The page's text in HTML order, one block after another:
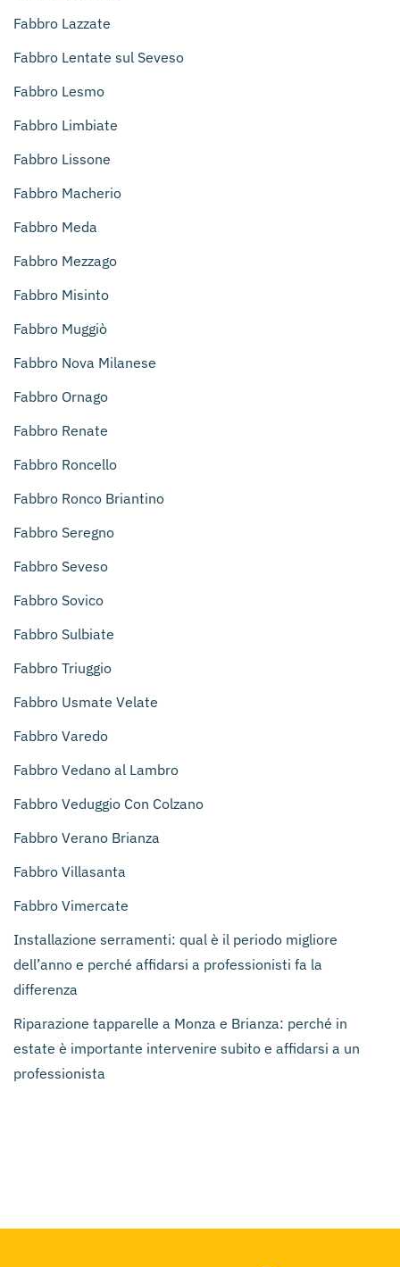
Fabbro Lazzate
Fabbro Lentate sul Seveso
Fabbro Lesmo
Fabbro Limbiate
Fabbro Lissone
Fabbro Macherio
Fabbro Meda
Fabbro Mezzago
Fabbro Misinto
Fabbro Muggiò
Fabbro Nova Milanese
Fabbro Ornago
Fabbro Renate
Fabbro Roncello
Fabbro Ronco Briantino
Fabbro Seregno
Fabbro Seveso
Fabbro Sovico
Fabbro Sulbiate
Fabbro Triuggio
Fabbro Usmate Velate
Fabbro Varedo
Fabbro Vedano al Lambro
Fabbro Veduggio Con Colzano
Fabbro Verano Brianza
Fabbro Villasanta
Fabbro Vimercate
Installazione serramenti: qual è il periodo migliore
dell’anno e perché affidarsi a professionisti fa la
differenza
Riparazione tapparelle a Monza e Brianza: perché in
estate è importante intervenire subito e affidarsi a un
professionista